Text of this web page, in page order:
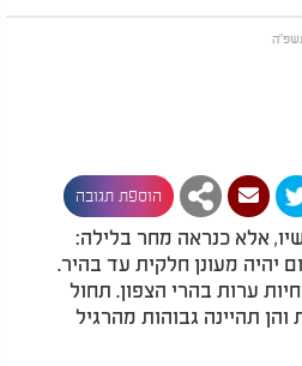
הוספת תגובה
אלא כנראה מחר בלילה:
יהיה מעונן חלקית עד בהיר.
ערות בהרי הצפון. תחול
תהיינה גבוהות מהרגיל